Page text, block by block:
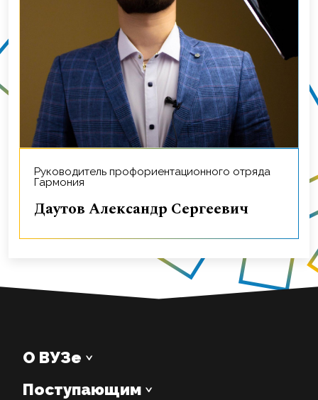
Руководитель профориентационного отряда
Гармония
Даутов Александр Сергеевич
О ВУЗе
Поступающим